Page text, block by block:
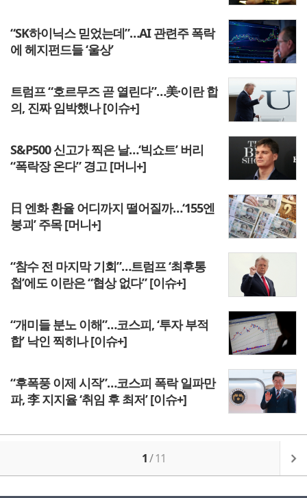
“SK하이닉스 믿었는데”…AI 관련주 폭락
에 헤지펀드들 ‘울상’
트럼프 “호르무즈 곧 열린다”…美·이란 합
의, 진짜 임박했나 [이슈+]
S&P500 신고가 찍은 날…‘빅쇼트’ 버리
“폭락장 온다” 경고 [머니+]
日 엔화 환율 어디까지 떨어질까…‘155엔
붕괴’ 주목 [머니+]
“참수 전 마지막 기회”…트럼프 ‘최후통
첩’에도 이란은 “협상 없다” [이슈+]
“개미들 분노 이해”…코스피, ‘투자 부적
합’ 낙인 찍히나 [이슈+]
“후폭풍 이제 시작”…코스피 폭락 일파만
파, 李 지지율 ‘취임 후 최저’ [이슈+]
1/11